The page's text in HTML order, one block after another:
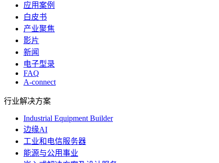
应用案例
白皮书
产业聚焦
影片
新闻
电子型录
FAQ
A-connect
行业解决方案
Industrial Equipment Builder
边缘AI
工业和电信服务器
能源与公用事业